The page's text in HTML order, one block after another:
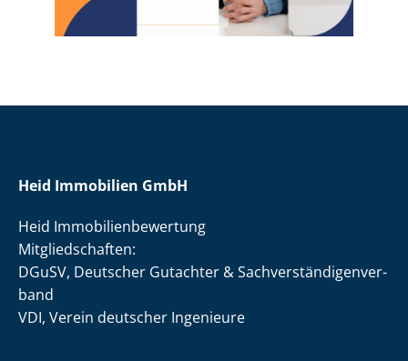
Heid Immobilien GmbH
Heid Im­mo­bi­li­en­be­wer­tung
Mit­glied­schaf­ten:
DGuSV, Deutscher Gutachter & Sach­ver­stän­di­gen­ver­
band
VDI, Verein deutscher Ingenieure